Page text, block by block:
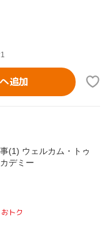
追加
(1) ウェルカム・トゥ
デミー
トク